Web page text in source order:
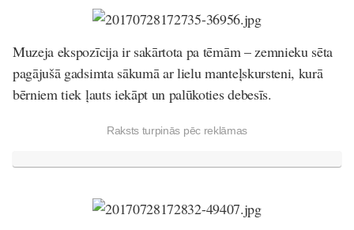
Muzeja ekspozīcija ir sakārtota pa tēmām – zemnieku sēta
pagājušā gadsimta sākumā ar lielu manteļskursteni, kurā
bērniem tiek ļauts iekāpt un palūkoties debesīs.
Raksts turpinās pēc reklāmas